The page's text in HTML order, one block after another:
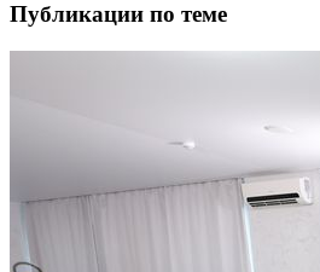
Публикации по теме